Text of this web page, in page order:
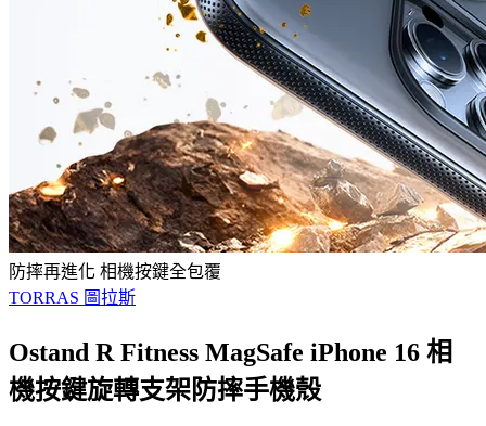
防摔再進化 相機按鍵全包覆
TORRAS 圖拉斯
Ostand R Fitness MagSafe iPhone 16 相
機按鍵旋轉支架防摔手機殼